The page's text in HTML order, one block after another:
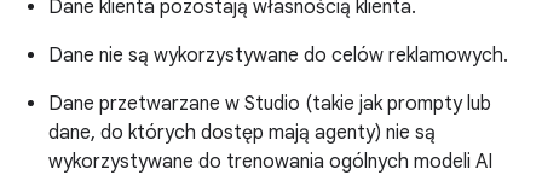
Dane klienta pozostają własnością klienta.
Dane nie są wykorzystywane do celów reklamowych.
Dane przetwarzane w Studio (takie jak prompty lub
dane, do których dostęp mają agenty) nie są
wykorzystywane do trenowania ogólnych modeli AI